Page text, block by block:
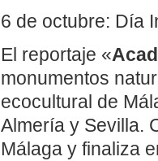
6 de octubre: Día
El reportaje «
monumentos
ecocultural de
Almería y Sevilla.
Málaga y finaliza